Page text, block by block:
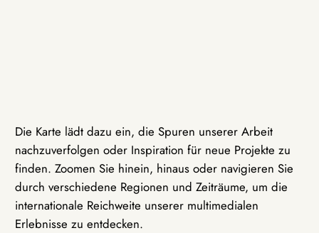
Die Karte lädt dazu ein, die Spuren unserer Arbeit
nachzuverfolgen oder Inspiration für neue Projekte zu
finden. Zoomen Sie hinein, hinaus oder navigieren Sie
durch verschiedene Regionen und Zeiträume, um die
internationale Reichweite unserer multimedialen
Erlebnisse zu entdecken.